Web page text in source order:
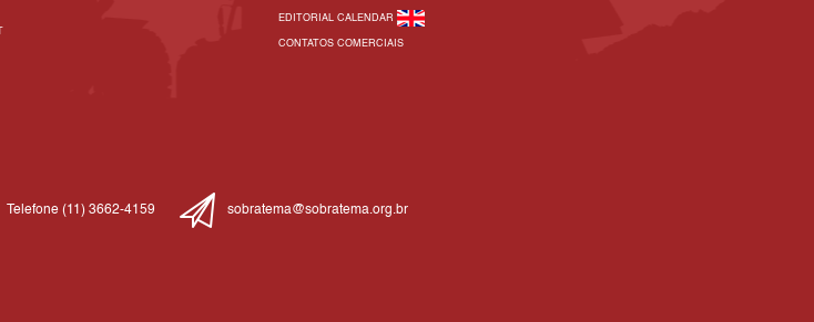
EDITORIAL CALENDAR
CONTATOS COMERCIAIS
Telefone (11) 3662-4159 sobratema@sobratema.org.br